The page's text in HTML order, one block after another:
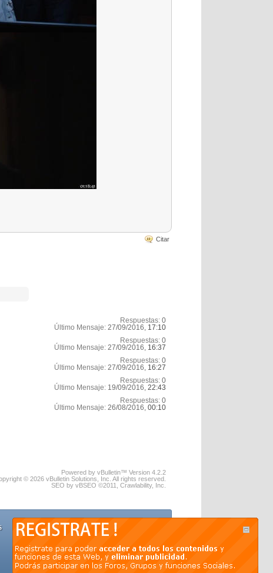
Citar
Respuestas: 0
Último Mensaje: 27/09/2016, 17:10
Respuestas: 0
Último Mensaje: 27/09/2016, 16:37
Respuestas: 0
Último Mensaje: 27/09/2016, 16:27
Respuestas: 0
Último Mensaje: 19/09/2016, 22:43
Respuestas: 0
Último Mensaje: 26/08/2016, 00:10
Powered by vBulletin™ Version 4.2.2
© 2026 vBulletin Solutions, Inc. All rights reserved.
SEO by vBSEO ©2011, Crawlability, Inc.